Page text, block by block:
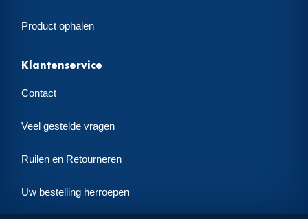
Product ophalen
Klantenservice
Contact
Veel gestelde vragen
Ruilen en Retourneren
Uw bestelling herroepen